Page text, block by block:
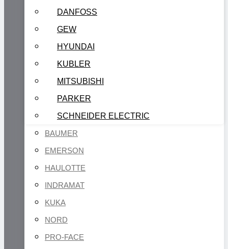
DANFOSS
GEW
HYUNDAI
KUBLER
MITSUBISHI
PARKER
SCHNEIDER ELECTRIC
BAUMER
EMERSON
HAULOTTE
INDRAMAT
KUKA
NORD
PRO-FACE